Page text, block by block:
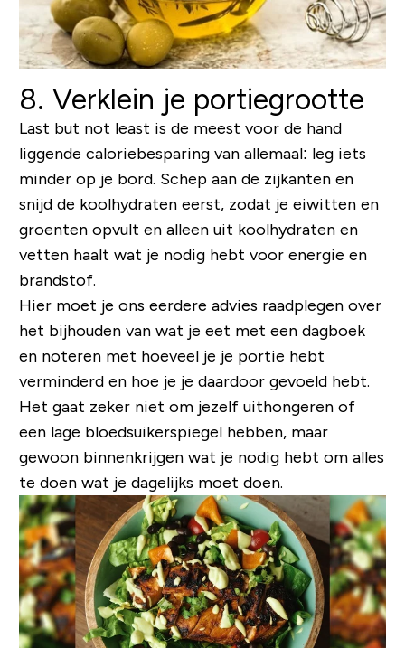
8. Verklein je portiegrootte
Last but not least is de meest voor de hand
liggende caloriebesparing van allemaal: leg iets
minder op je bord. Schep aan de zijkanten en
snijd de koolhydraten eerst, zodat je eiwitten en
groenten opvult en alleen uit koolhydraten en
vetten haalt wat je nodig hebt voor energie en
brandstof.
Hier moet je ons eerdere advies raadplegen over
het bijhouden van wat je eet met een dagboek
en noteren met hoeveel je je portie hebt
verminderd en hoe je je daardoor gevoeld hebt.
Het gaat zeker niet om jezelf uithongeren of
een lage bloedsuikerspiegel hebben, maar
gewoon binnenkrijgen wat je nodig hebt om alles
te doen wat je dagelijks moet doen.